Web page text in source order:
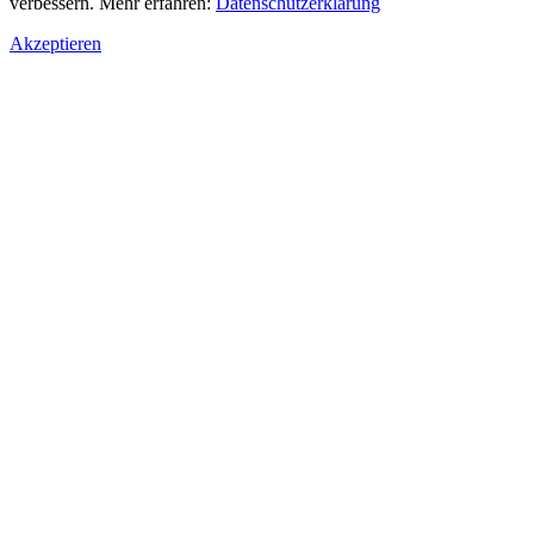
Akzeptieren